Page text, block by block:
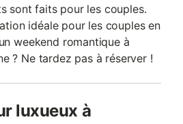
sont faits pour les couples.
idéale pour les couples en
weekend romantique à
? Ne tardez pas à réserver !
luxueux à